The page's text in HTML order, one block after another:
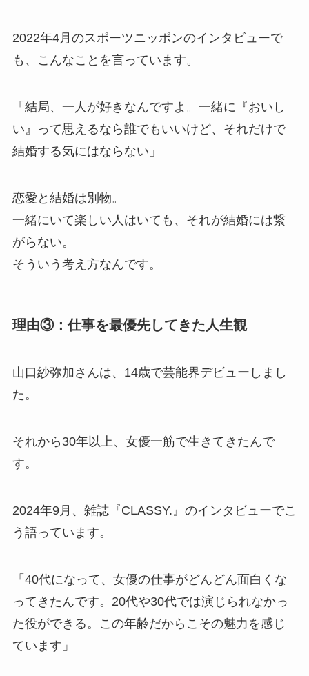
2022年4月のスポーツニッポンのインタビューで
も、こんなことを言っています。
「結局、一人が好きなんですよ。一緒に『おいし
い』って思えるなら誰でもいいけど、それだけで
結婚する気にはならない」
恋愛と結婚は別物。
一緒にいて楽しい人はいても、それが結婚には繋
がらない。
そういう考え方なんです。
理由③：仕事を最優先してきた人生観
山口紗弥加さんは、14歳で芸能界デビューしまし
た。
それから30年以上、女優一筋で生きてきたんで
す。
2024年9月、雑誌『CLASSY.』のインタビューでこ
う語っています。
「40代になって、女優の仕事がどんどん面白くな
ってきたんです。20代や30代では演じられなかっ
た役ができる。この年齢だからこその魅力を感じ
ています」